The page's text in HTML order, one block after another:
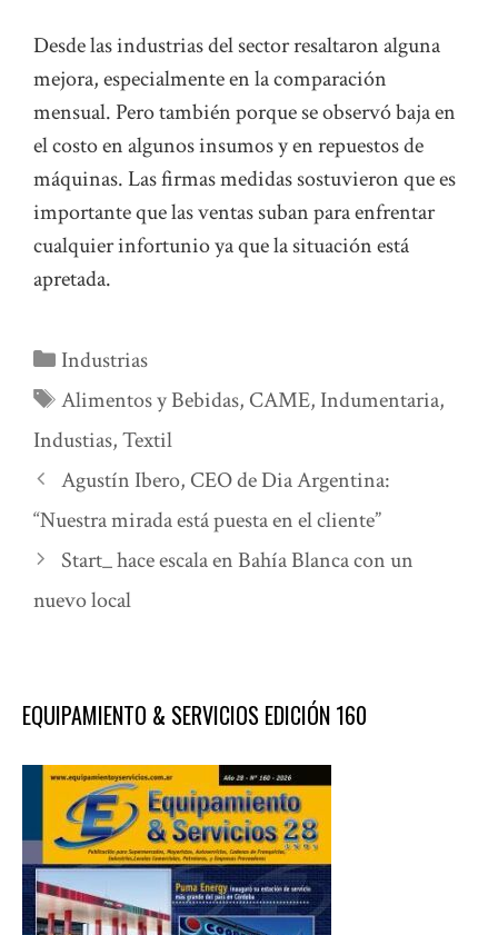
Desde las industrias del sector resaltaron alguna
mejora, especialmente en la comparación
mensual. Pero también porque se observó baja en
el costo en algunos insumos y en repuestos de
máquinas. Las firmas medidas sostuvieron que es
importante que las ventas suban para enfrentar
cualquier infortunio ya que la situación está
apretada.
Categorías
Industrias
Etiquetas
Alimentos y Bebidas, CAME, Indumentaria,
Industias,Textil
Agustín Ibero, CEO de Dia Argentina:
“Nuestra mirada está puesta en el cliente”
Start_ hace escala en Bahía Blanca con un
nuevo local
EQUIPAMIENTO & SERVICIOS EDICIÓN 160